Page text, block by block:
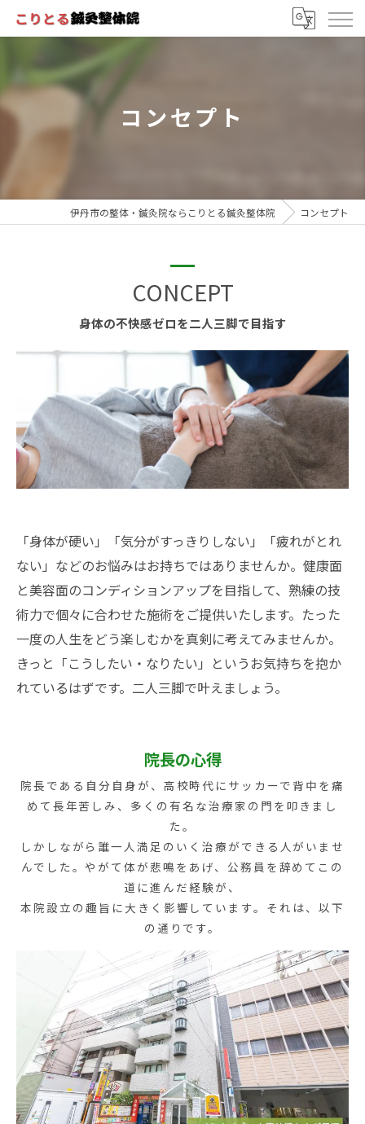
コンセプト
伊丹市の整体・鍼灸院ならこりとる鍼灸整体院 コンセプト
身体の不快感ゼロを二人三脚で目指す
CONCEPT
「身体が硬い」「気分がすっきりしない」「疲れがとれ
ない」などのお悩みはお持ちではありませんか。健康面
と美容面のコンディションアップを目指して、熟練の技
術力で個々に合わせた施術をご提供いたします。たった
一度の人生をどう楽しむかを真剣に考えてみませんか。
きっと「こうしたい・なりたい」というお気持ちを抱か
れているはずです。二人三脚で叶えましょう。
院長の心得
院長である自分自身が、高校時代にサッカーで背中を痛
めて長年苦しみ、多くの有名な治療家の門を叩きまし
た。
しかしながら誰一人満足のいく治療ができる人がいませ
んでした。やがて体が悲鳴をあげ、公務員を辞めてこの
道に進んだ経験が、
本院設立の趣旨に大きく影響しています。それは、以下
の通りです。